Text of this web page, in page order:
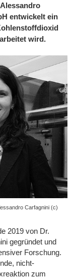
entwickelt ein
wird.
Carfagnini (c)
2019 von Dr.
gegründet und
Forschung.
nicht-
zum